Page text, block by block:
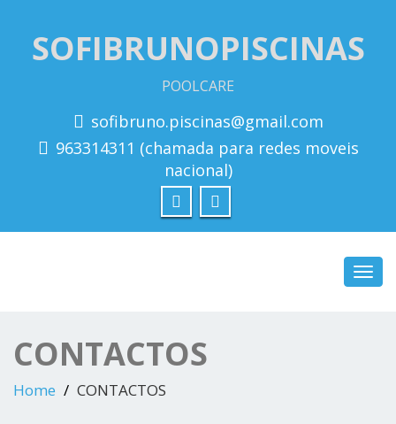
SOFIBRUNOPISCINAS
POOLCARE
sofibruno.piscinas@gmail.com
963314311 (chamada para redes moveis
nacional)
CONTACTOS
Home CONTACTOS